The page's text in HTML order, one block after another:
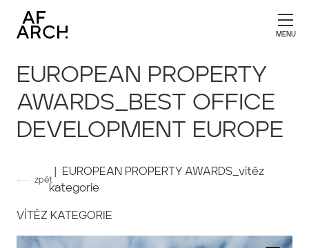
EUROPEAN PROPERTY
AWARDS_BEST OFFICE
DEVELOPMENT EUROPE
zpět
| EUROPEAN PROPERTY AWARDS_vítěz
kategorie
VÍTĚZ KATEGORIE